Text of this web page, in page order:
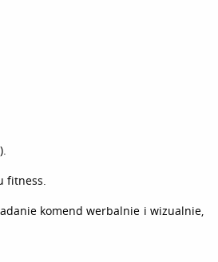
fitness.
komend werbalnie i wizualnie,